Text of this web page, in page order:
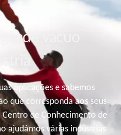
de vácuo
aplicações e sabemos
que corresponda aos seus
de Conhecimento de
ajudámos várias indústrias